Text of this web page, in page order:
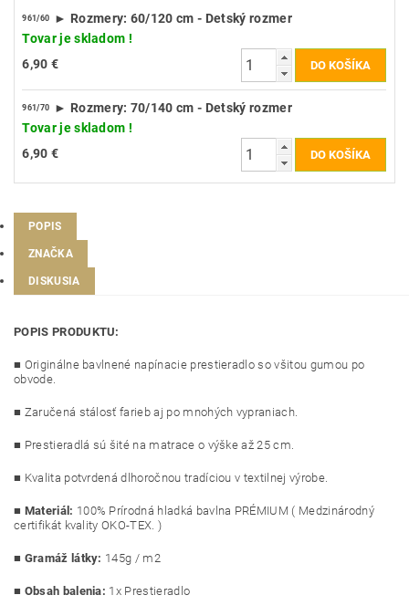
961/60
► Rozmery: 60/120 cm - Detský rozmer
Tovar je skladom !
6,90 €
961/70
► Rozmery: 70/140 cm - Detský rozmer
Tovar je skladom !
6,90 €
POPIS
ZNAČKA
DISKUSIA
POPIS PRODUKTU:
■ Originálne bavlnené napínacie prestieradlo so všitou gumou po
obvode.
■ Zaručená stálosť farieb aj po mnohých vypraniach.
■ Prestieradlá sú šité na matrace o výške až 25 cm.
■ Kvalita potvrdená dlhoročnou tradíciou v textilnej výrobe.
■ Materiál: 100% Prírodná hladká bavlna PRÉMIUM ( Medzinárodný
certifikát kvality OKO-TEX. )
■ Gramáž látky: 145g / m2
■ Obsah balenia: 1x Prestieradlo